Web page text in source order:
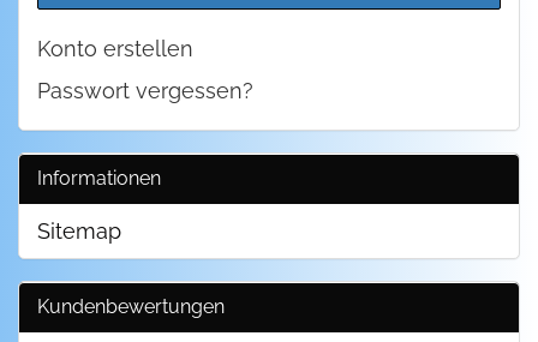
Konto erstellen
Passwort vergessen?
Informationen
Sitemap
Kundenbewertungen